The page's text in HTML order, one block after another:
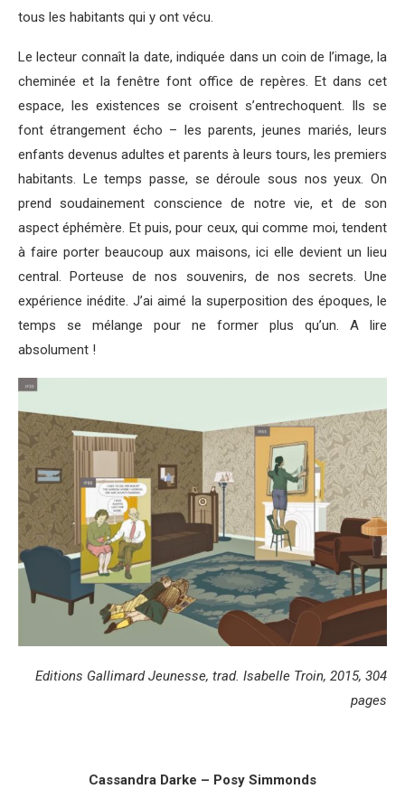
tous les habitants qui y ont vécu.
Le lecteur connaît la date, indiquée dans un coin de l’image, la
cheminée et la fenêtre font office de repères. Et dans cet
espace, les existences se croisent s’entrechoquent. Ils se
font étrangement écho – les parents, jeunes mariés, leurs
enfants devenus adultes et parents à leurs tours, les premiers
habitants. Le temps passe, se déroule sous nos yeux. On
prend soudainement conscience de notre vie, et de son
aspect éphémère. Et puis, pour ceux, qui comme moi, tendent
à faire porter beaucoup aux maisons, ici elle devient un lieu
central. Porteuse de nos souvenirs, de nos secrets. Une
expérience inédite. J’ai aimé la superposition des époques, le
temps se mélange pour ne former plus qu’un. A lire
absolument !
Editions Gallimard Jeunesse, trad. Isabelle Troin, 2015, 304
pages
Cassandra Darke – Posy Simmonds